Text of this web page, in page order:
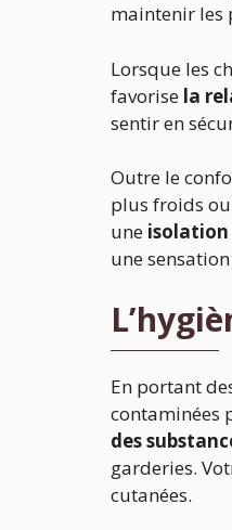
maintenir les
Lorsque les
favorise la
sentir en
Outre le
plus froids
une
une
En portant
contaminées
des
garderies.
cutanées.